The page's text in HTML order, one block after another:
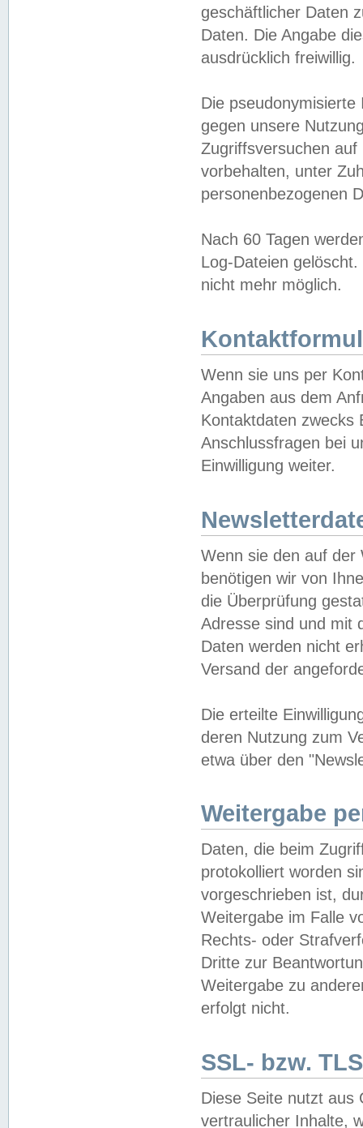
geschäftlicher Daten
Daten. Die Angabe
ausdrücklich freiwillig.
Die
gegen unsere
Zugriffsversuchen
vorbehalten, unter
personenbezogenen
Nach 60 Tagen
Log-Dateien
nicht mehr möglich.
Wenn sie uns per
Angaben aus dem
Kontaktdaten zwecks
Anschlussfragen bei
Einwilligung weiter.
Wenn sie den auf der
benötigen wir von
die Überprüfung
Adresse sind und mit
Daten werden nicht
Versand der
Die erteilte
deren Nutzung zum
etwa über den
Weitergabe
Daten, die beim
protokolliert worden
vorgeschrieben ist,
Weitergabe im Falle
Rechts- oder
Dritte zur
Weitergabe zu
erfolgt nicht.
SSL- bzw.
Diese Seite nutzt aus
vertraulicher Inhalte,